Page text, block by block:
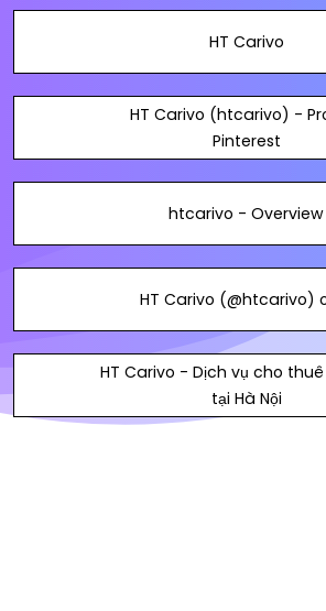
HT Carivo
HT Carivo (htcarivo) -
Pinterest
htcarivo - Overview
HT Carivo (@htcarivo)
HT Carivo - Dịch vụ cho
tại Hà Nội